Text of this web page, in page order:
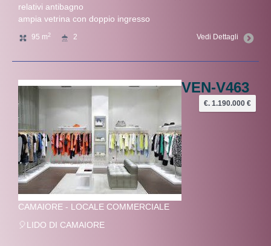
relativi antibagno
ampia vetrina con doppio ingresso
95 m 2 2 Vedi Dettagli
VEN-V463
€. 1.190.000 €
CAMAIORE - LOCALE COMMERCIALE
🎈LIDO DI CAMAIORE